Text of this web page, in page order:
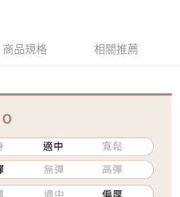
商品規格 相關推薦